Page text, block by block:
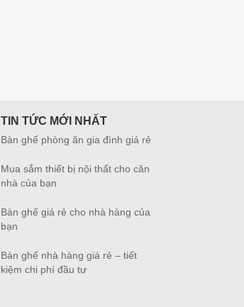
TIN TỨC MỚI NHẤT
Bàn ghế phòng ăn gia đình giá rẻ
Mua sắm thiết bị nội thất cho căn
nhà của bạn
Bàn ghế giá rẻ cho nhà hàng của
bạn
Bàn ghế nhà hàng giá rẻ – tiết
kiệm chi phí đầu tư